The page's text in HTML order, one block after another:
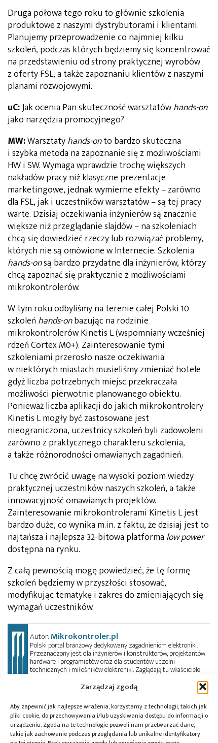
Zarządzaj zgodą
Aby zapewnić jak najlepsze wrażenia, korzystamy z technologii, takich jak
pliki cookie, do przechowywania i/lub uzyskiwania dostępu do informacji o
urządzeniu. Zgoda na te technologie pozwoli nam przetwarzać dane,
takie jak zachowanie podczas przeglądania lub unikalne identyfikatory
Druga połowa tego roku to głównie szkolenia
produktowe z naszymi dystrybutorami i klientami.
Planujemy przeprowadzenie co najmniej kilku
szkoleń, podczas których będziemy się koncentrować
na przedstawieniu od strony praktycznej wyrobów
z oferty FSL, a także zapoznaniu klientów z naszymi
planami rozwojowymi.
uC:Jak ocenia Pan skuteczność warsztatówhands-on
jako narzędzia promocyjnego?
MW:Warsztatyhands-onto bardzo skuteczna
i szybka metoda na zapoznanie się z możliwościami
HW i SW. Wymaga wprawdzie trochę większych
nakładów pracy niż klasyczne prezentacje
marketingowe, jednak wymierne efekty – zarówno
dla FSL, jak i uczestników warsztatów – są tej pracy
warte. Dzisiaj oczekiwania inżynierów są znacznie
większe niż przeglądanie slajdów – na szkoleniach
chcą się dowiedzieć rzeczy lub rozwiązać problemy,
których nie są omówione w Internecie. Szkolenia
hands-onsą bardzo przydatne dla inżynierów, którzy
chcą zapoznać się praktycznie z możliwościami
mikrokontrolerów.
W tym roku odbyliśmy na terenie całej Polski 10
szkoleń hands-onbazując na rodzinie
mikrokontrolerów Kinetis L (wspomniany wcześniej
rdzeń Cortex M0+). Zainteresowanie tymi
szkoleniami przerosło nasze oczekiwania:
w niektórych miastach musieliśmy zmieniać hotele
gdyż liczba potrzebnych miejsc przekraczała
możliwości pierwotnie planowanego obiektu.
Ponieważ liczba aplikacji do jakich mikrokontrolery
Kinetis L mogły być zastosowane jest
nieograniczona, uczestnicy szkoleń byli zadowoleni
zarówno z praktycznego charakteru szkolenia,
a także różnorodności omawianych zagadnień.
Tu chcę zwrócić uwagę na wysoki poziom wiedzy
praktycznej uczestników naszych szkoleń, a także
innowacyjność omawianych projektów.
Zainteresowanie mikrokontrolerami Kinetis L jest
bardzo duże, co wynika m.in. z faktu, że dzisiaj jest to
najtańsza i najlepsza 32-bitowa platforma low power
dostępna na rynku.
Z całą pewnością mogę powiedzieć, że tę formę
szkoleń będziemy w przyszłości stosować,
modyfikując tematykę i zakres do zmieniających się
wymagań uczestników.
Autor:Mikrokontroler.pl
Polski portal branżowy dedykowany zagadnieniom elektroniki.
Przeznaczony jest dla inżynierów i konstruktorów, projektantów
hardware i programistów oraz dla studentów uczelni
technicznych i miłośników elektroniki. Zaglądają tu właściciele
startupów, dyrektorzy działów R&D, zarządzający średniego
szczebla i prezesi dużych przedsiębiorstw. Oprócz artykułów
technicznych, czytelnik znajdzie tu porady i pełne kursy
przedmiotowe, informacje o trendach w elektronice, a także
oferty pracy. Przeczyta wywiady, przejrzy aktualności z branży w
kraju i na świecie oraz zadeklaruje swój udział w wydarzeniach,
szkoleniach i konferencjach. Mikrokontroler.pl pełni również rolę
patrona medialnego imprez targowych, konkursów, hackathonów